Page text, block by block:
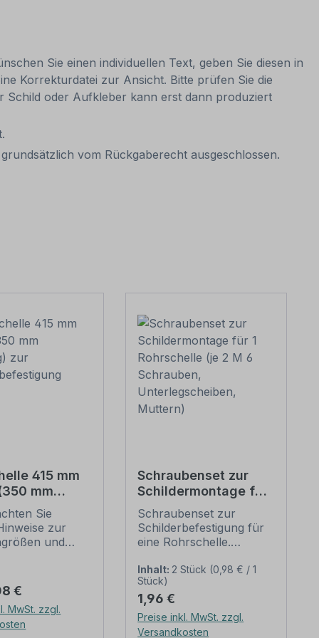
Sie einen individuellen Text, geben Sie diesen in
Korrekturdatei zur Ansicht. Bitte prüfen Sie die
Schild oder Aufkleber kann erst dann produziert
vom Rückgaberecht ausgeschlossen.
415 mm
mm
zurSie
zur
und
nach der
stellen die
Preis:
€
MwSt. zzgl.
Schraubenset zur
Schildermontage für
1 Rohrschelle (je 2 M
6 Schrauben,
Unterlegscheiben,
Schraubenset zur
Schilderbefestigung für
eine Rohrschelle.
Schraubensets zur
Schilderbefestigung:
Ausführung: Stahl,
feuerverzinkt
Verpackungseinheit -
Inhalt: 2 Stück (0,98 € / 1
Stück)
Regulärer Preis:
1,96 €
Preise inkl. MwSt. zzgl.
Versandkosten